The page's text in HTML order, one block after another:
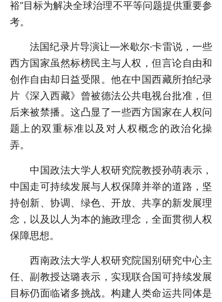
裕”目标为解决全球治理不平等问题提供重要参
考。
法国纪录片导演让—米歇尔·卡雷说，一些
西方国家虽然标榜民主与人权，但言论自由和
创作自由却日益受限。他在中国西藏所拍纪录
片《深入西藏》曾被德法公共电视台批准，但
后来被禁播。这凸显了一些西方国家在人权问
题上的双重标准以及对人权概念的政治化操
弄。
中国政法大学人权研究院教授孙萌表示，
中国走可持续发展与人权保障并举的道路，坚
持创新、协调、绿色、开放、共享的新发展理
念，以及以人为本的施政理念，全面贯彻人权
保障思想。
西南政法大学人权研究院国别研究中心主
任、副教授达璐表示，实现联合国可持续发展
目标仍面临诸多挑战。构建人类命运共同体是